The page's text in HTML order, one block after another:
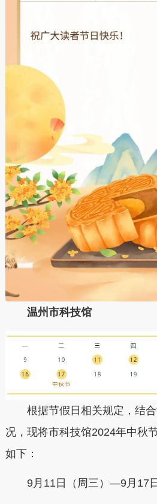
温州市科技馆
根据节假日相关规定，结
况，现将市科技馆2024年中秋
如下：
9月11日（周三）—9月17